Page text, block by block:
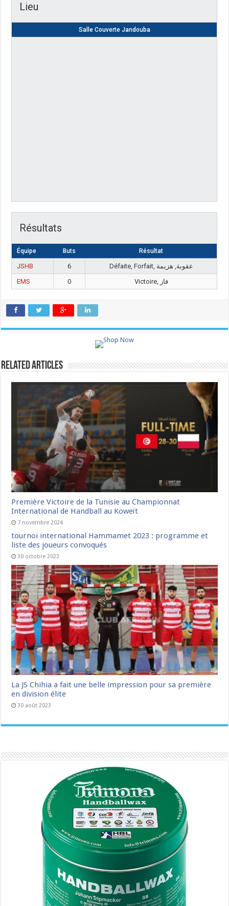
Lieu
Salle Couverte Jandouba
Résultats
Équipe Buts Résultat
JSHB 6
Défaite, Forfait, عقوبة, هزيمة
EMS
0 Victoire, فاز
Related Articles
Première Victoire de la Tunisie au Championnat
International de Handball au Koweït
7 novembre 2024
tournoi international Hammamet 2023 : programme et
liste des joueurs convoqués
30 octobre 2023
La JS Chihia a fait une belle impression pour sa première
en division élite
30 août 2023